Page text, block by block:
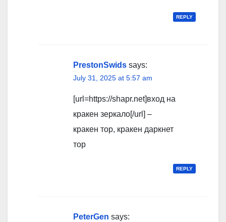
REPLY
PrestonSwids says:
July 31, 2025 at 5:57 am
[url=https://shapr.net]вход на
кракен зеркало[/url] –
кракен тор, кракен даркнет
тор
REPLY
PeterGen says: